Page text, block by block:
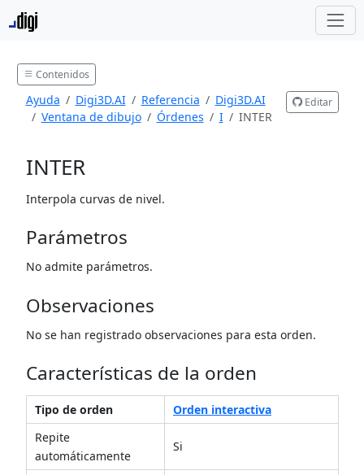
Contenidos
Ayuda Digi3D.AI Referencia
Digi3D.AI
Ventana de dibujo
Órdenes I INTER
Editar
INTER
Interpola curvas de nivel.
Parámetros
No admite parámetros.
Observaciones
No se han registrado observaciones para esta orden.
Características de la orden
Tipo de orden
Orden interactiva
Repite
automáticamente
Si